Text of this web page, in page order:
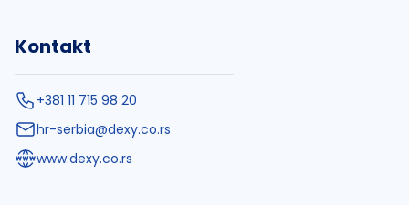
Kontakt
+381 11 715 98 20
hr-serbia@dexy.co.rs
www.dexy.co.rs